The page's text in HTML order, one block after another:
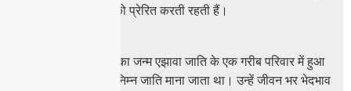
दुनिया भर के लोगों को प्रेरित करती रहती हैं।
उनकी पृष्ठभूमि: गुरु का जन्म एझावा जाति के एक गरीब परिवार में हुआ
था, जिसे उस समय निम्न जाति माना जाता था। उन्हें जीवन भर भेदभाव